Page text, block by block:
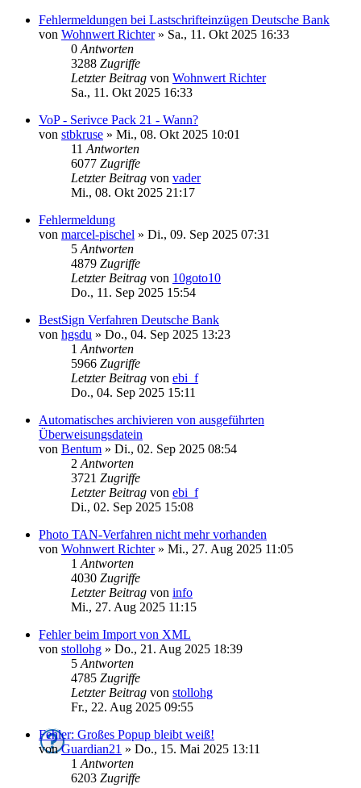
Fehlermeldungen bei Lastschrifteinzügen Deutsche Bank
von Wohnwert Richter» Sa., 11. Okt 2025 16:33
0 Antworten
3288 Zugriffe
Letzter Beitrag von Wohnwert Richter
Sa., 11. Okt 2025 16:33
VoP - Serivce Pack 21 - Wann?
von stbkruse » Mi., 08. Okt 2025 10:01
11 Antworten
6077 Zugriffe
Letzter Beitrag von vader
Mi., 08. Okt 2025 21:17
Fehlermeldung
von marcel-pischel » Di., 09. Sep 2025 07:31
5 Antworten
4879 Zugriffe
Letzter Beitrag von 10goto10
Do., 11. Sep 2025 15:54
BestSign Verfahren Deutsche Bank
von hgsdu » Do., 04. Sep 2025 13:23
1 Antworten
5966 Zugriffe
Letzter Beitrag von ebi_f
Do., 04. Sep 2025 15:11
Automatisches archivieren von ausgeführten
Überweisungsdatein
von Bentum » Di., 02. Sep 2025 08:54
2 Antworten
3721 Zugriffe
Letzter Beitrag von ebi_f
Di., 02. Sep 2025 15:08
Photo TAN-Verfahren nicht mehr vorhanden
von Wohnwert Richter» Mi., 27. Aug 2025 11:05
1 Antworten
4030 Zugriffe
Letzter Beitrag von info
Mi., 27. Aug 2025 11:15
Fehler beim Import von XML
von stollohg » Do., 21. Aug 2025 18:39
5 Antworten
4785 Zugriffe
Letzter Beitrag von stollohg
Fr., 22. Aug 2025 09:55
Fehler: Großes Popup bleibt weiß!
vonGuardian21 » Do., 15. Mai 2025 13:11
1 Antworten
6203 Zugriffe